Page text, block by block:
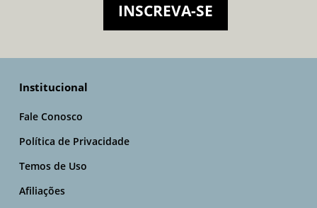
INSCREVA-SE
Institucional
Fale Conosco
Política de Privacidade
Temos de Uso
Afiliações